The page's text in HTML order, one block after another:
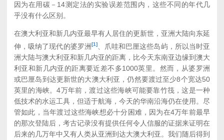
因为在用碳－14测定法的实验误差范围内，这些不同的年代几
乎没有什么区别。
在澳大利亚和新几内亚最早有人居住的更新世，亚洲大陆向东延
伸，吸纳了现代的婆罗洲[1]、爪哇和巴厘这些岛屿，所以当时亚
洲大陆与澳大利亚和新几内亚的距离，比今天东南亚边缘到澳大
利亚和新几内亚的距离要近差不多1000英里。然而，从婆罗洲
或巴厘岛到达更新世的大澳大利亚，仍然要渡过至少8个宽达50
英里的海峡。4万年前，渡过这些海峡可能要靠竹筏，这是一种
低技术的水运工具，但适于航海，今天的华南沿海仍在使用。尽
管如此，当年渡过这些海峡想必十分困难，因为在4万年前最早
的那次登陆后，考古记录没有提供任何令人信服的证据来证明在
后来的几万年中又有人类从亚洲到达大澳大利亚。我们随后得到